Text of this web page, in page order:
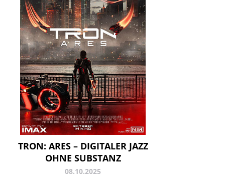
TRON: ARES – DIGITALER JAZZ
OHNE SUBSTANZ
08.10.2025